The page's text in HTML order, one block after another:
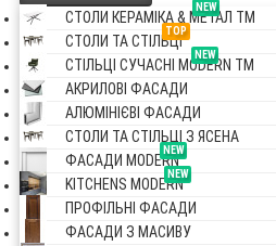
NEW
СТОЛИ КЕРАМІКА & МЕТАЛ TM
TOP
СТОЛИ ТА СТІЛЬЦІ
NEW
СТІЛЬЦІ СУЧАСНІ MODERN TM
АКРИЛОВІ ФАСАДИ
АЛЮМІНІЄВІ ФАСАДИ
СТОЛИ ТА СТІЛЬЦІ З ЯСЕНА
NEW
ФАСАДИ MODERN
NEW
KITCHENS MODERN
ПРОФІЛЬНІ ФАСАДИ
ФАСАДИ З МАСИВУ